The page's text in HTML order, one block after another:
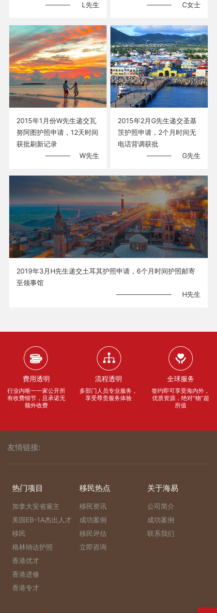
L先生
C女士
2015年1月份W先生递交瓦
努阿图护照申请，12天时间
获批刷新记录
W先生
2015年2月G先生递交圣基
茨护照申请，2个月时间无
电话背调获批
G先生
2019年3月H先生递交土耳其护照申请，6个月时间护照邮寄
至领事馆
H先生
费用透明
行业内唯一一家公开所
有收费细节，且承诺无
额外收费
流程透明
多部门人员专业服务，
享受尊贵服务体验
全球服务
签约即可享受海内外，
优质资源，绝对“物”超
所值
友情链接:
热门项目
加拿大安省雇主
美国EB-1A杰出人才
移民
格林纳达护照
香港优才
香港进修
香港专才
移民热点
移民资讯
成功案例
移民评估
立即咨询
关于海易
公司简介
成功案例
联系我们